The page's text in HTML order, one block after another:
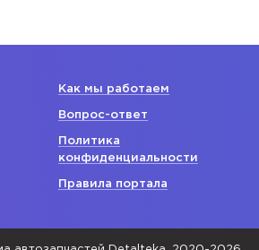
Как мы работаем
Вопрос-ответ
Политика
конфиденциальности
Правила портала